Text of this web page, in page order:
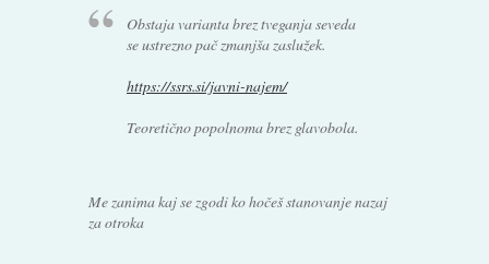
Obstaja varianta brez tveganja seveda
se ustrezno pač zmanjša zaslužek.
https://ssrs.si/javni-najem/
Teoretično popolnoma brez glavobola.
Me zanima kaj se zgodi ko hočeš stanovanje nazaj
za otroka